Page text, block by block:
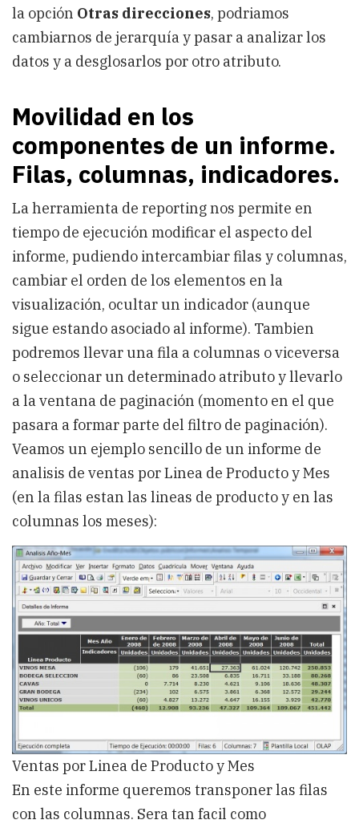
la opción Otras direcciones, podriamos
cambiarnos de jerarquía y pasar a analizar los
datos y a desglosarlos por otro atributo.
Movilidad en los
componentes de un informe.
Filas, columnas, indicadores.
La herramienta de reporting nos permite en
tiempo de ejecución modificar el aspecto del
informe, pudiendo intercambiar filas y columnas,
cambiar el orden de los elementos en la
visualización, ocultar un indicador (aunque
sigue estando asociado al informe). Tambien
podremos llevar una fila a columnas o viceversa
o seleccionar un determinado atributo y llevarlo
a la ventana de paginación (momento en el que
pasara a formar parte del filtro de paginación).
Veamos un ejemplo sencillo de un informe de
analisis de ventas por Linea de Producto y Mes
(en la filas estan las lineas de producto y en las
columnas los meses):
Ventas por Linea de Producto y Mes
En este informe queremos transponer las filas
con las columnas. Sera tan facil como